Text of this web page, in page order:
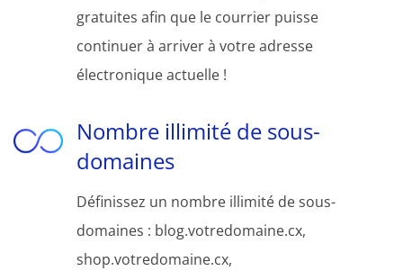
gratuites afin que le courrier puisse
continuer à arriver à votre adresse
électronique actuelle !
Nombre illimité de sous-
domaines
Définissez un nombre illimité de sous-
domaines : blog.votredomaine.cx,
shop.votredomaine.cx,